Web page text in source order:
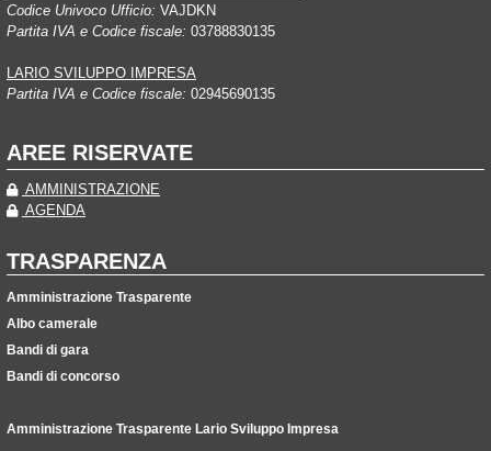
Codice Univoco Ufficio: VAJDKN
Partita IVA e Codice fiscale: 03788830135
LARIO SVILUPPO IMPRESA
Partita IVA e Codice fiscale: 02945690135
AREE RISERVATE
AMMINISTRAZIONE
AGENDA
TRASPARENZA
Amministrazione Trasparente
Albo camerale
Bandi di gara
Bandi di concorso
Amministrazione Trasparente Lario Sviluppo Impresa